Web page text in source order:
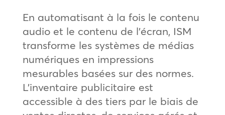
En automatisant à la fois le contenu
audio et le contenu de l’écran, ISM
transforme les systèmes de médias
numériques en impressions
mesurables basées sur des normes.
L’inventaire publicitaire est
accessible à des tiers par le biais de